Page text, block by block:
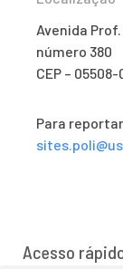
Avenida
número 380
CEP –
Para
Acesso